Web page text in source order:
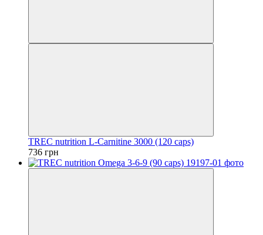
TREC nutrition L-Carnitine 3000 (120 caps)
736 грн